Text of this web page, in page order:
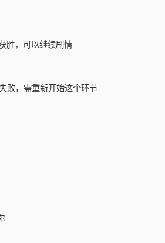
胜，可以继续剧情
败，需重新开始这个环节